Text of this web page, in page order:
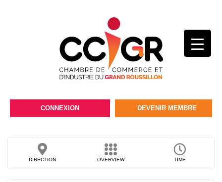
CONNEXION DEVENIR MEMBRE
DIRECTION OVERVIEW TIME